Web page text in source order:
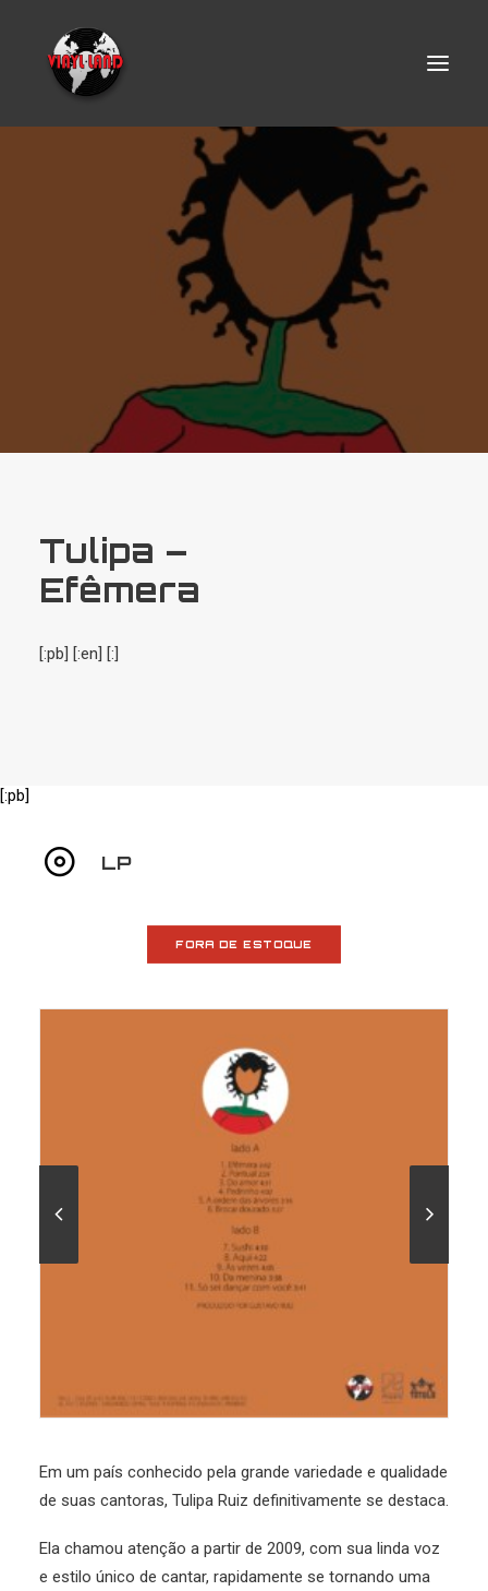
Tulipa –
Efêmera
[:pb] [:en] [:]
[:pb]
LP
FORA DE ESTOQUE
Em um país conhecido pela grande variedade e qualidade
de suas cantoras, Tulipa Ruiz definitivamente se destaca.
Ela chamou atenção a partir de 2009, com sua linda voz
e estilo único de cantar, rapidamente se tornando uma